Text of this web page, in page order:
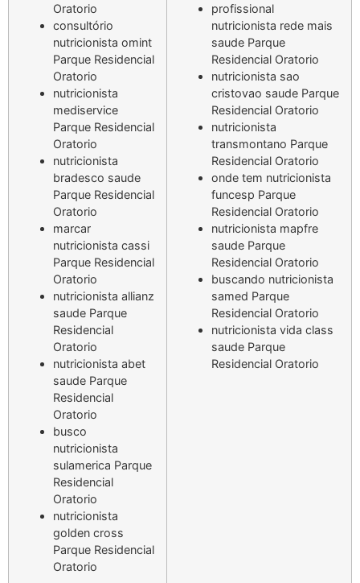
Oratorio
consultório
nutricionista omint
Parque Residencial
Oratorio
nutricionista
mediservice
Parque Residencial
Oratorio
nutricionista
bradesco saude
Parque Residencial
Oratorio
marcar
nutricionista cassi
Parque Residencial
Oratorio
nutricionista allianz
saude Parque
Residencial
Oratorio
nutricionista abet
saude Parque
Residencial
Oratorio
busco
nutricionista
sulamerica Parque
Residencial
Oratorio
nutricionista
golden cross
Parque Residencial
Oratorio
profissional
nutricionista rede mais
saude Parque
Residencial Oratorio
nutricionista sao
cristovao saude Parque
Residencial Oratorio
nutricionista
transmontano Parque
Residencial Oratorio
onde tem nutricionista
funcesp Parque
Residencial Oratorio
nutricionista mapfre
saude Parque
Residencial Oratorio
buscando nutricionista
samed Parque
Residencial Oratorio
nutricionista vida class
saude Parque
Residencial Oratorio